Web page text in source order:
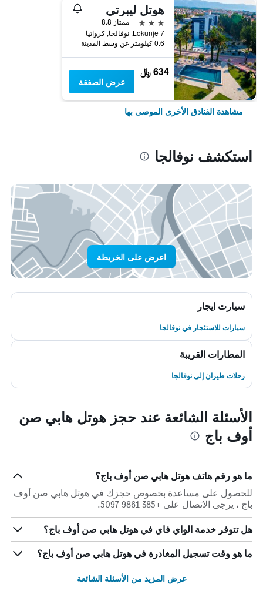
هوتل ليبرتي
3 نجوم
ممتاز 8.8
Lokunje 7, نوفالجا, كرواتيا
0.6 كيلومتر عن وسط المدينة
634 ﷼
عرض الصفقة
مشاهدة الفنادق الأخرى الموصى بها
استكشف نوفالجا
اعرض على الخريطة
سيارت ايجار
سيارات للاستئجار في نوفالجا
المطارات القريبة
رحلات طيران إلى نوفالجا
الأسئلة الشائعة عند حجز هوتل هابي صن
أوف باج
ما هو رقم هاتف هوتل هابي صن أوف باج؟
للحصول على مساعدة بخصوص حجزك في هوتل هابي صن أوف
باج ، يرجى الاتصال على +385 9861 5097.
هل تتوفر خدمة الواي فاي في هوتل هابي صن أوف باج؟
ما هو وقت تسجيل المغادرة في هوتل هابي صن أوف باج؟
عرض المزيد من الأسئلة الشائعة